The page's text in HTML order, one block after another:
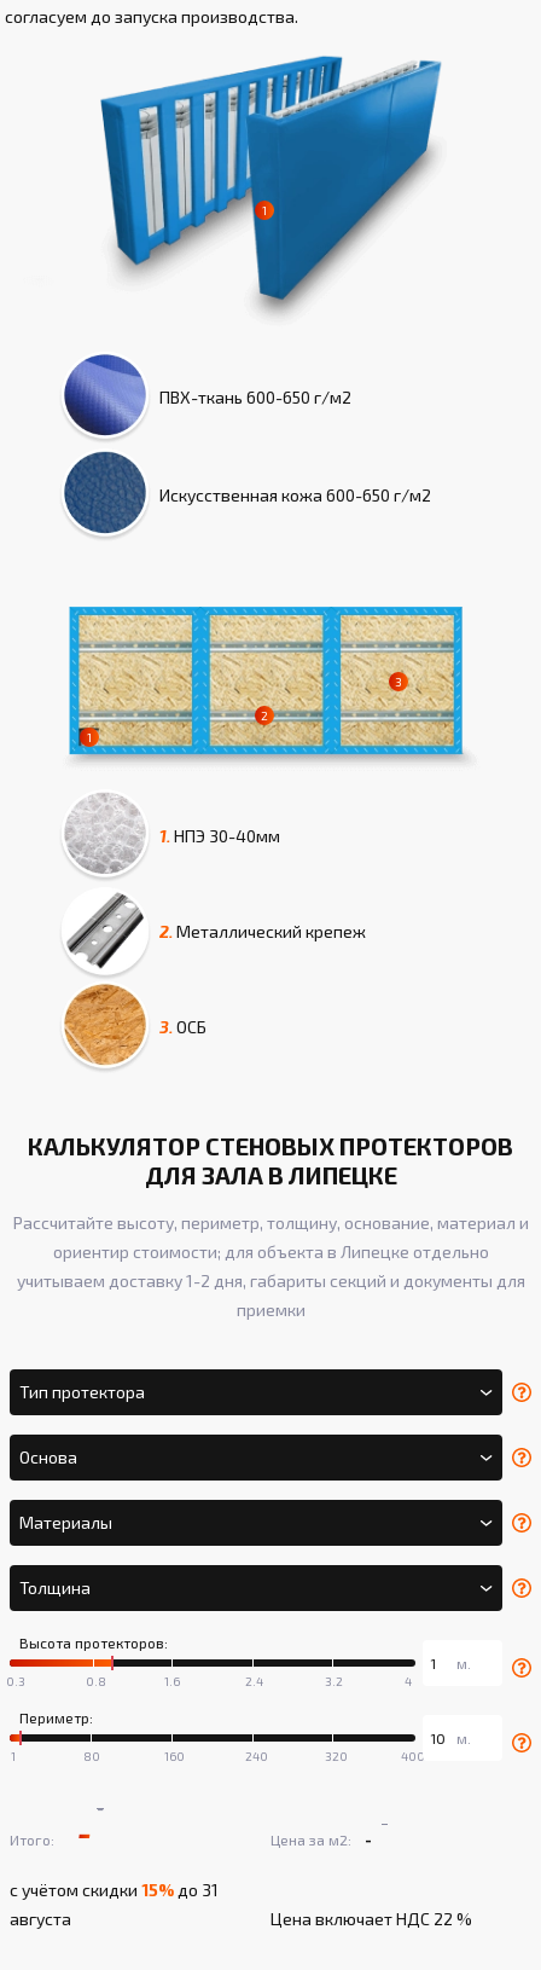
согласуем до запуска производства.
ПВХ-ткань 600-650 г/м2
Искусcтвенная кожа 600-650 г/м2
1.НПЭ 30-40мм
2.Металлический крепеж
3.ОСБ
КАЛЬКУЛЯТОР СТЕНОВЫХ ПРОТЕКТОРОВ
ДЛЯ ЗАЛА В ЛИПЕЦКЕ
Рассчитайте высоту, периметр, толщину, основание, материал и
ориентир стоимости; для объекта в Липецке отдельно
учитываем доставку 1-2 дня, габариты секций и документы для
приемки
Тип протектора
Основа
Материалы
Толщина
Высота протекторов:
Периметр:
Итого: -
-
с учётом скидки 15%до 31
августа
Цена за м2: -
-
Цена включает НДС 22 %